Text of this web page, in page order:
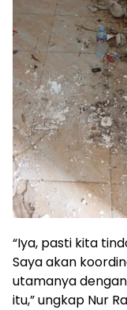
“Iya, pasti kita
Saya akan
utamanya
itu,” ungkap Nur